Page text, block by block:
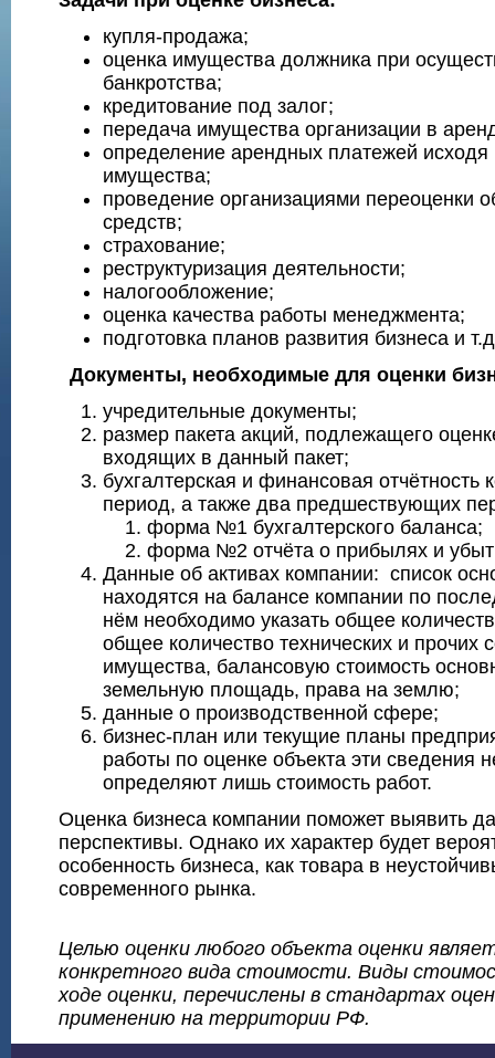
купля-продажа;
оценка имущества должника при
банкротства;
кредитование под залог;
передача имущества организации в
определение арендных платежей исходя
имущества;
проведение организациями переоценки
средств;
страхование;
реструктуризация деятельности;
налогообложение;
оценка качества работы менеджмента;
подготовка планов развития бизнеса и
Документы, необходимые для оценки
учредительные документы;
размер пакета акций, подлежащего
входящих в данный пакет;
бухгалтерская и финансовая отчётность
период, а также два предшествующих
форма №1 бухгалтерского баланса;
форма №2 отчёта о прибылях и
Данные об активах компании: список
находятся на балансе компании по
нём необходимо указать общее
общее количество технических и прочих
имущества, балансовую стоимость
земельную площадь, права на землю;
данные о производственной сфере;
бизнес-план или текущие планы
работы по оценке объекта эти сведения
определяют лишь стоимость работ.
Оценка бизнеса компании поможет выявить
перспективы. Однако их характер будет
особенность бизнеса, как товара в
современного рынка.
Целью оценки любого объекта оценки
конкретного вида стоимости. Виды
ходе оценки, перечислены в стандартах
применению на территории РФ.